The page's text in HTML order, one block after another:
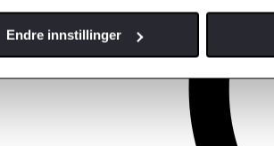
Endre innstillinger